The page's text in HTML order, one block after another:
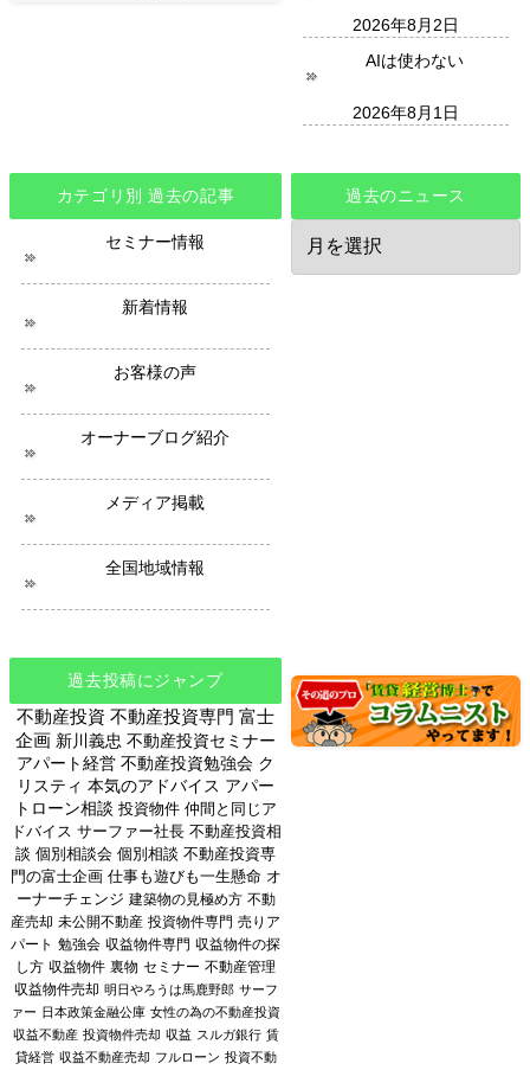
2026年8月2日
AIは使わない
2026年8月1日
カテゴリ別 過去の記事
セミナー情報
新着情報
お客様の声
オーナーブログ紹介
メディア掲載
全国地域情報
過去のニュース
過
の
過去投稿にジャンプ
不動産投資 不動産投資専門 富士
企画 新川義忠 不動産投資セミナー
アパート経営 不動産投資勉強会 ク
リスティ 本気のアドバイス アパー
トローン相談 投資物件 仲間と同じア
ドバイス サーファー社長 不動産投資相
談 個別相談会 個別相談 不動産投資専
門の富士企画 仕事も遊びも一生懸命 オ
ーナーチェンジ 建築物の見極め方 不動
産売却 未公開不動産 投資物件専門 売りア
パート 勉強会 収益物件専門 収益物件の探
し方 収益物件 裏物 セミナー 不動産管理
収益物件売却 明日やろうは馬鹿野郎 サーフ
ァー 日本政策金融公庫 女性の為の不動産投資
収益不動産 投資物件売却 収益 スルガ銀行 賃
貸経営 収益不動産売却 フルローン 投資不動